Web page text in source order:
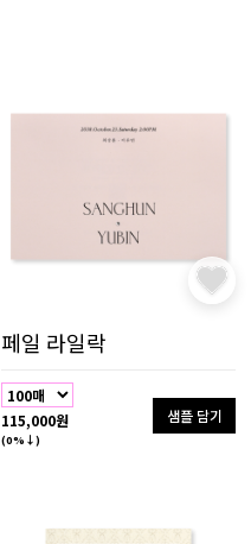
페일 라일락
115,000원
(0%↓)
샘플 담기